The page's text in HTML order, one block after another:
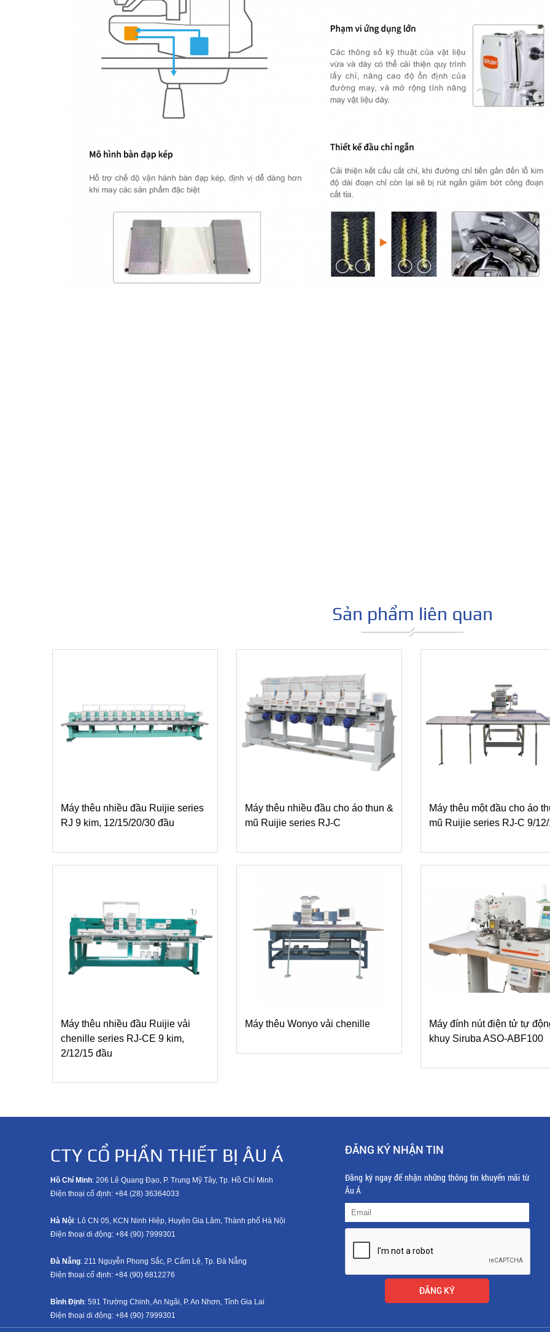
GE 1903E Series
Sản phẩm liên quan
Máy thêu nhiều đầu Ruijie series
RJ 9 kim, 12/15/20/30 đầu
Máy thêu nhiều đầu cho áo thun &
mũ Ruijie series RJ-C
Máy thêu một đầu cho áo
mũ Ruijie series RJ-C 9/
Máy thêu nhiều đầu Ruijie vải
chenille series RJ-CE 9 kim,
2/12/15 đầu
Máy thêu Wonyo vải chenille
Máy đính nút điện tử tự
khuy Siruba ASO-ABF100
CTY CỔ PHẦN THIẾT BỊ ÂU Á
Hồ Chí Minh: 206 Lê Quang Đạo, P. Trung Mỹ Tây, Tp. Hồ Chí Minh
Điện thoại cố định: +84 (28) 36364033
Hà Nội: Lô CN 05, KCN Ninh Hiệp, Huyện Gia Lâm, Thành phố Hà Nội
Điện thoại di động: +84 (90) 7999301
Đà Nẵng: 211 Nguyễn Phong Sắc, P. Cẩm Lệ, Tp. Đà Nẵng
Điện thoại cố định: +84 (90) 6812276
Bình Định: 591 Trường Chinh, An Ngãi, P. An Nhơn, Tỉnh Gia Lai
Điện thoại di động: +84 (90) 7999301
ĐĂNG KÝ NHẬN TIN
Đăng ký ngay để nhận những thông tin khuyến mãi từ
Âu Á